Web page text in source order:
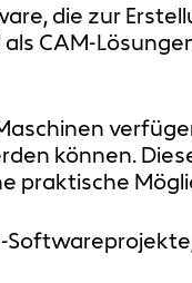
die zur
CAM-
Maschinen
können.
praktische